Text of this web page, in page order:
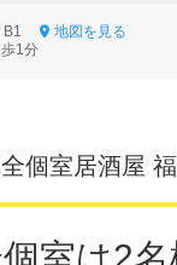
B1
地図を見る
1分
個室居酒屋